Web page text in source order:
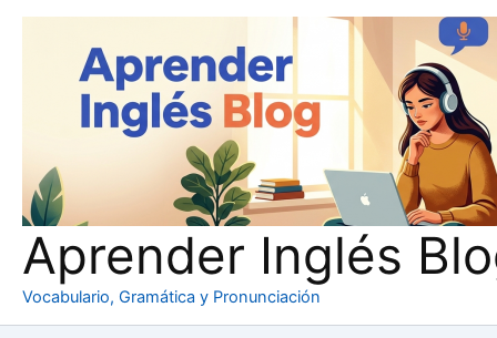
Aprender Inglés
Vocabulario, Gramática y Pronunciación